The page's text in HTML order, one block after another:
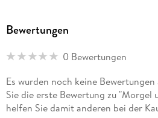
sowie als Lehrmittelhändler.
Nach einer längeren beruflichen
meinen Morgelgeschichten
Kindheit und spielt an Orten
konnte ich aber nicht mehr anders,
Bewertungen
0 Bewertungen
Es wurden noch keine
Sie die erste Bewertung zu "Morgel
helfen Sie damit anderen bei der